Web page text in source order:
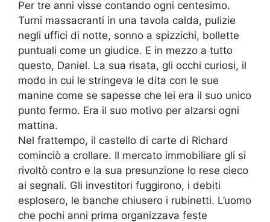
Per tre anni visse contando ogni centesimo.
Turni massacranti in una tavola calda, pulizie
negli uffici di notte, sonno a spizzichi, bollette
puntuali come un giudice. E in mezzo a tutto
questo, Daniel. La sua risata, gli occhi curiosi, il
modo in cui le stringeva le dita con le sue
manine come se sapesse che lei era il suo unico
punto fermo. Era il suo motivo per alzarsi ogni
mattina.
Nel frattempo, il castello di carte di Richard
cominciò a crollare. Il mercato immobiliare gli si
rivoltò contro e la sua presunzione lo rese cieco
ai segnali. Gli investitori fuggirono, i debiti
esplosero, le banche chiusero i rubinetti. L’uomo
che pochi anni prima organizzava feste